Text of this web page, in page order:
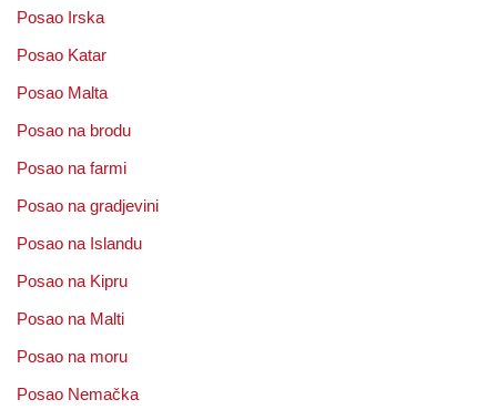
Posao Irska
Posao Katar
Posao Malta
Posao na brodu
Posao na farmi
Posao na gradjevini
Posao na Islandu
Posao na Kipru
Posao na Malti
Posao na moru
Posao Nemačka